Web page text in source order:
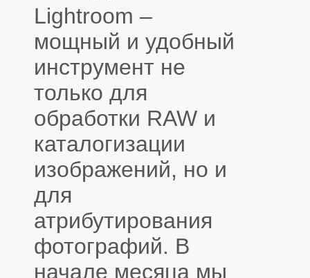
Lightroom –
мощный и удобный
инструмент не
только для
обработки RAW и
каталогизации
изображений, но и
для
атрибутирования
фотографий. В
начале месяца мы